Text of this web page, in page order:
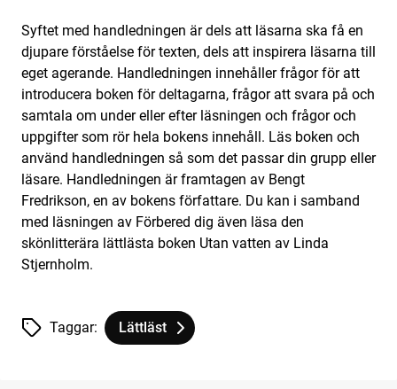
Syftet med handledningen är dels att läsarna ska få en
djupare förståelse för texten, dels att inspirera läsarna till
eget agerande. Handledningen innehåller frågor för att
introducera boken för deltagarna, frågor att svara på och
samtala om under eller efter läsningen och frågor och
uppgifter som rör hela bokens innehåll. Läs boken och
använd handledningen så som det passar din grupp eller
läsare. Handledningen är framtagen av Bengt
Fredrikson, en av bokens författare. Du kan i samband
med läsningen av Förbered dig även läsa den
skönlitterära lättlästa boken Utan vatten av Linda
Stjernholm.
Taggar: Tagg
Lättläst
tillhör
Handledning till Förbered dig av Moa